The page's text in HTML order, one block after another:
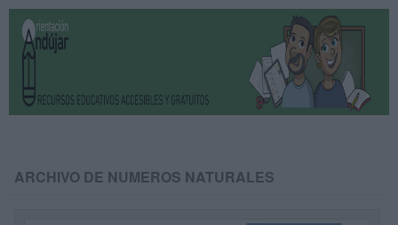
ARCHIVO DE NUMEROS NATURALES